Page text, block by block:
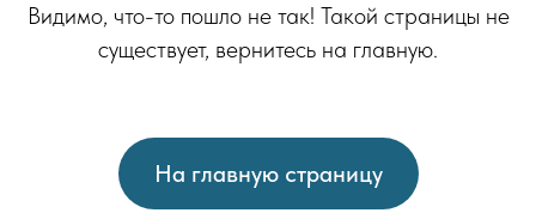
Видимо, что-то пошло не так! Такой страницы не
существует, вернитесь на главную.
На главную страницу